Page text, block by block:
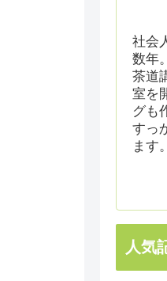
社会
数年。
茶道
室を
グも
すっ
ます。
人気